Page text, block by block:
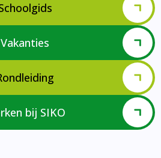
Vakanties
bij SIKO